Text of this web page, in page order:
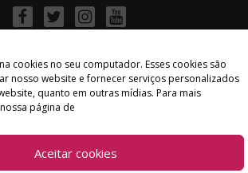
cookies no seu computador. Esses cookies são
nosso website e fornecer serviços personalizados
quanto em outras mídias. Para mais
página de
Aceitar cookies
FacebookTwitterInstagramYoutube
Desenvolvido por